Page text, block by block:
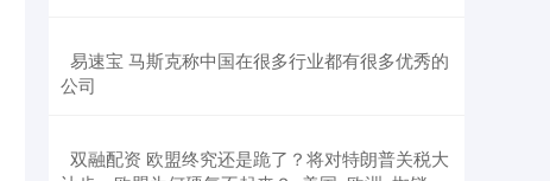
​易速宝 马斯克称中国在很多行业都有很多优秀的
公司
​双融配资 欧盟终究还是跪了？将对特朗普关税大